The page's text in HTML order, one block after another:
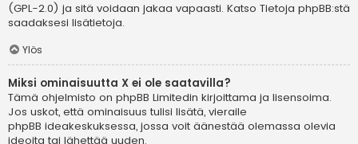
(GPL-2.0) ja sitä voidaan jakaa vapaasti. Katso Tietoja phpBB:stä
saadaksesi lisätietoja.
Ylös
Miksi ominaisuutta X ei ole saatavilla?
Tämä ohjelmisto on phpBB Limitedin kirjoittama ja lisensoima.
Jos uskot, että ominaisuus tulisi lisätä, vieraile
phpBB ideakeskuksessa, jossa voit äänestää olemassa olevia
ideoita tai lähettää uuden.